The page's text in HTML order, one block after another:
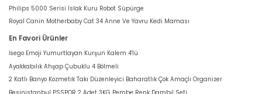
Philips 5000 Serisi Islak Kuru Robot Süpürge
Royal Canin Motherbaby Cat 34 Anne Ve Yavru Kedi Maması
En Favori Ürünler
İsego Emoji Yumurtlayan Kurşun Kalem 4'lü
Ayakkabılık Ahşap Çubuklu 4 Bölmeli
2 Katlı Banyo Kozmetik Takı Düzenleyici Baharatlık Çok Amaçlı Organizer
Besinistanbul PSSPOR 2 Adet 3KG Pembe Renk Dambıl Seti